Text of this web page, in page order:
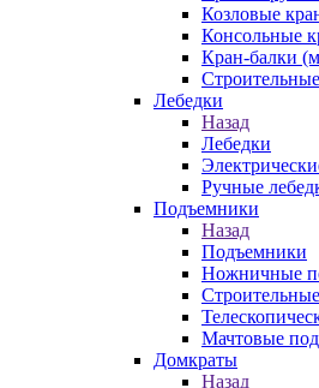
Козловые
Консольные
Кран-балки
Лебедки
Назад
Лебедки
Ручные
Подъемники
Назад
Подъемники
Ножничные
Мачтовые
Домкраты
Назад